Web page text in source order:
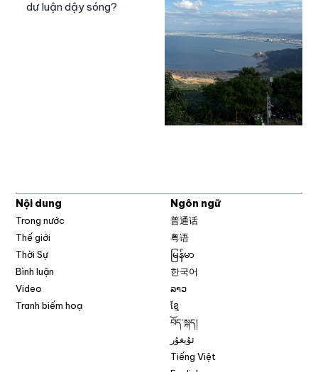
dư luận dậy sóng?
Nội dung
Trong nước
Thế giới
Thời Sự
Bình luận
Video
Tranh biếm hoạ
Ngôn ngữ
普通话
粤语
မြန်မာ
한국어
ລາວ
ខ្មែ
བོད་སྐད།
ئۇيغۇر
Tiếng Việt